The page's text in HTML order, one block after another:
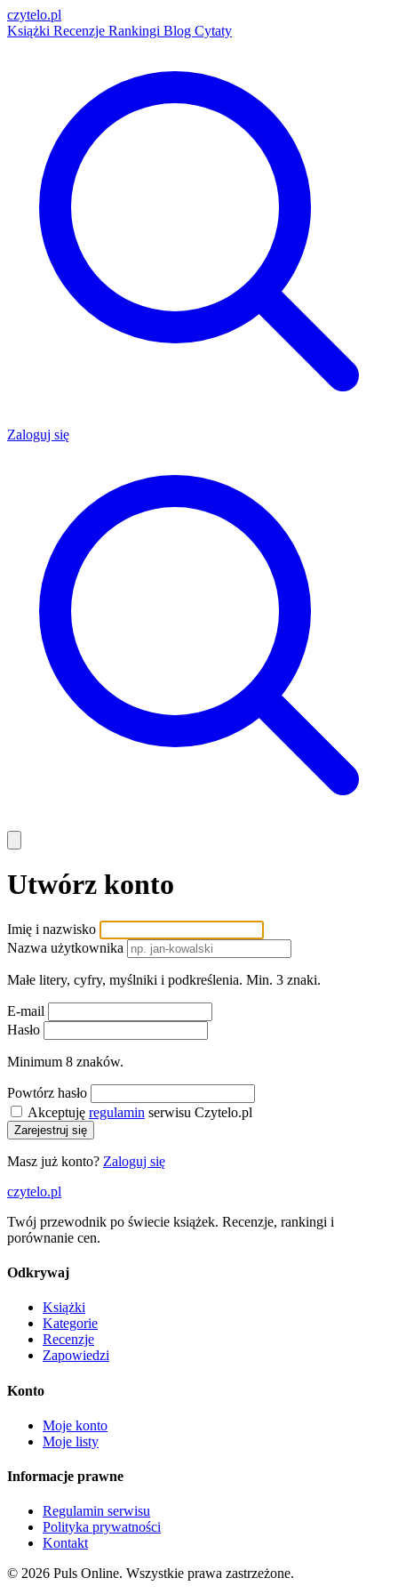
czytelo.pl
Książki Recenzje Rankingi Blog Cytaty
Zaloguj się
Utwórz konto
Imię i nazwisko
Nazwa użytkownika
Małe litery, cyfry, myślniki i podkreślenia. Min. 3 znaki.
E-mail
Hasło
Minimum 8 znaków.
Powtórz hasło
Akceptuję regulamin serwisu Czytelo.pl
Zarejestruj się
Masz już konto? Zaloguj się
czytelo.pl
Twój przewodnik po świecie książek. Recenzje, rankingi i
porównanie cen.
Odkrywaj
Książki
Kategorie
Recenzje
Zapowiedzi
Konto
Moje konto
Moje listy
Informacje prawne
Regulamin serwisu
Polityka prywatności
Kontakt
© 2026 Puls Online. Wszystkie prawa zastrzeżone.